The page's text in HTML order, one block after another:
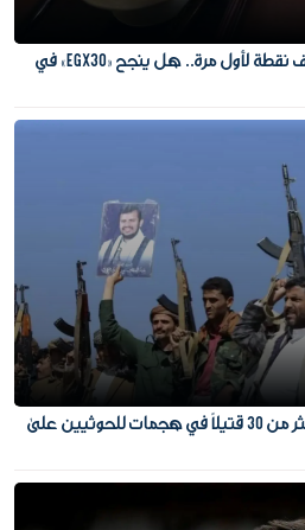
البورصة المصرية تقترب من 55 ألف نقطة لأول مرة.. هل ينجح «EGX30» في
أخبار اليمن اليوم الخميس .. أكثر من 30 قتيلًا في هجمات للحوثيين على